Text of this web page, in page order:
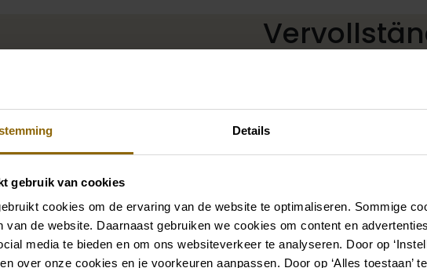
Details
gebruik van cookies
cookies om de ervaring van de website te optimaliseren. Sommige
van de website. Daarnaast gebruiken we cookies om content en
media te bieden en om ons websiteverkeer te analyseren. Door op
over onze cookies en je voorkeuren aanpassen. Door op ‘Alles toestaan’
Die perfekten
Ketten, Armbänder und
passen, oder ein
für deine Brautfrisur: Dein
komplett. In unserem
Braut und Bräutigam